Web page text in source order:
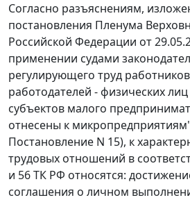
Согласно разъяснениям,
постановления Пленума
Российской Федерации от
применении судами
регулирующего труд
работодателей - физических
субъектов малого
отнесены к
Постановление N 15), к
трудовых отношений в
и 56 ТК РФ относятся:
соглашения о личном